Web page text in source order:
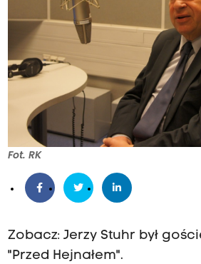
Fot. RK
Zobacz: Jerzy Stuhr był
"Przed Hejnałem".